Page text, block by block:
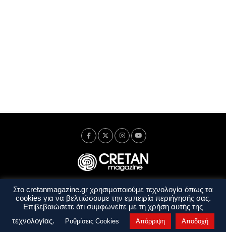
Ταυτότητα Πολιτική Απορρήτου
Όροι Χρήσης
Όροι και Προϋποθέσεις
Στο cretanmagazine.gr χρησιμοποιούμε τεχνολογία όπως τα
cookies για να βελτιώσουμε την εμπειρία περιήγησής σας.
Επιβεβαιώσετε ότι συμφωνείτε με τη χρήση αυτής της
τεχνολογίας.
Ρυθμίσεις Cookies Απόρριψη Αποδοχή